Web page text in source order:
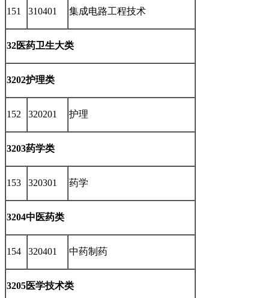
151 310401 集成电路工程技术
32医药卫生大类
3202护理类
152 320201 护理
3203药学类
153 320301 药学
3204中医药类
154 320401 中药制药
3205医学技术类